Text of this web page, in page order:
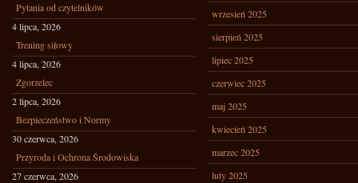
Pytania od czytelników
4 lipca, 2026
Trening siłowy
4 lipca, 2026
Zgorzelec
2 lipca, 2026
Bezpieczeństwo i Normy
30 czerwca, 2026
Przyroda i Ochrona Środowiska
27 czerwca, 2026
wrzesień 2025
sierpień 2025
lipiec 2025
czerwiec 2025
maj 2025
kwiecień 2025
marzec 2025
luty 2025